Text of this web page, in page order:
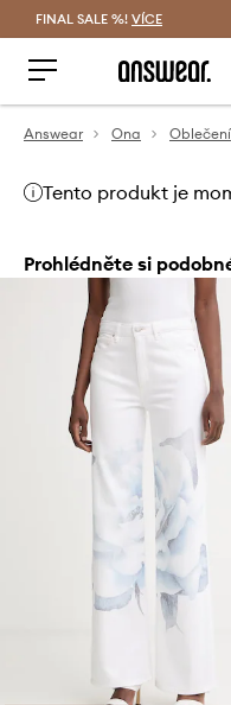
FINAL SALE %! VÍCE
Answear Ona Oblečení
Tento produkt je
Prohlédněte si